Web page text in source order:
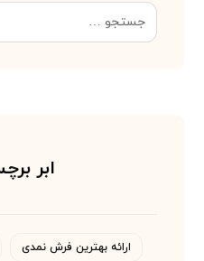
ابر
ارائه بهترین فرش نمدی